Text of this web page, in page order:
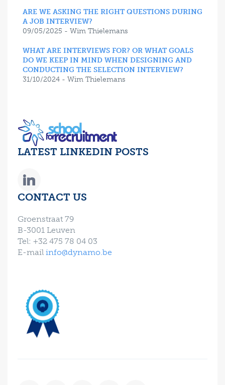
ARE WE ASKING THE RIGHT QUESTIONS DURING
A JOB INTERVIEW?
09/05/2025 - Wim Thielemans
WHAT ARE INTERVIEWS FOR? OR WHAT GOALS
DO WE KEEP IN MIND WHEN DESIGNING AND
CONDUCTING THE SELECTION INTERVIEW?
31/10/2024 - Wim Thielemans
LATEST LINKEDIN POSTS
CONTACT US
Groenstraat 79
B-3001 Leuven
Tel: +32 475 78 04 03
E-mail info@dynamo.be